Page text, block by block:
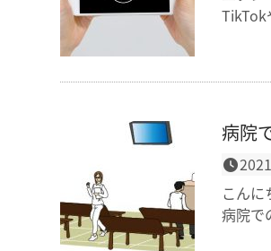
TikTok
病院
こんに
病院で